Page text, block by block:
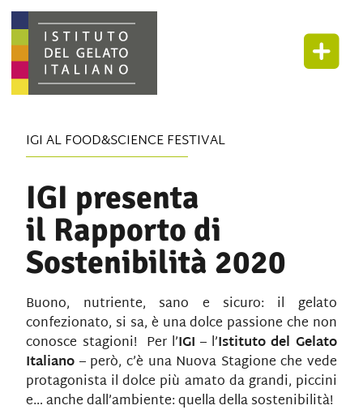
IGI AL FOOD&SCIENCE FESTIVAL
IGI presenta
il Rapporto di
Sostenibilità 2020
Buono, nutriente, sano e sicuro: il gelato
confezionato, si sa, è una dolce passione che non
conosce stagioni! Per l’IGI – l’Istituto del Gelato
Italiano – però, c’è una Nuova Stagione che vede
protagonista il dolce più amato da grandi, piccini
e… anche dall’ambiente: quella della sostenibilità!